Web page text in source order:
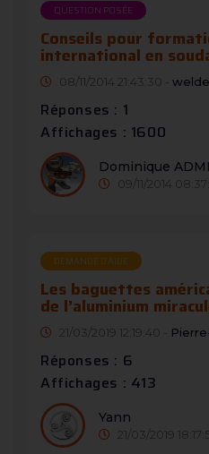
QUESTION POSÉE
Conseils pour
international en
08/11/2014 21:43:30 -
Réponses : 1
Affichages : 1600
Dominique
09/11/2014
DEMANDE D’AIDE
Les baguettes
de l’aluminium
21/03/2019 12:19:40 -
Réponses : 6
Affichages : 413
Yann
21/03/2019